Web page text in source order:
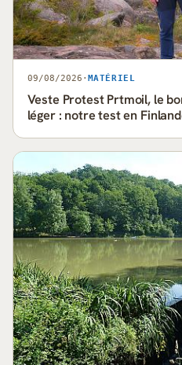
09/08/2026 · MATÉRIEL
Veste Protest Prtmoil, le
léger : notre test en